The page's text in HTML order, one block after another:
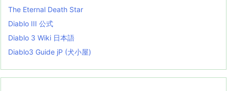
The Eternal Death Star
Diablo III 公式
Diablo 3 Wiki 日本語
Diablo3 Guide jP (犬小屋)